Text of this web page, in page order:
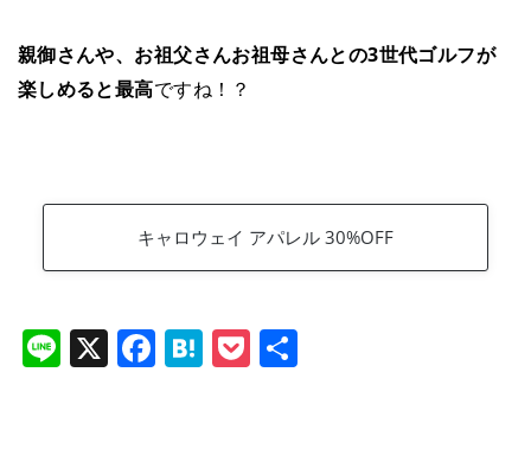
親御さんや、お祖父さんお祖母さんとの3世代ゴルフが
楽しめると最高ですね！？
キャロウェイ アパレル 30%OFF
Li X F H P 共